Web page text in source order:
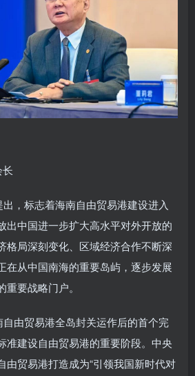
出，标志着海南自由贸易港建设进入
出中国进一步扩大高水平对外开放的
格局深刻变化、区域经济合作不断深
在从中国南海的重要岛屿，逐步发展
要战略门户。
自由贸易港全岛封关运作后的首个完
准建设自由贸易港的重要阶段。中央
由贸易港打造成为“引领我国新时代对